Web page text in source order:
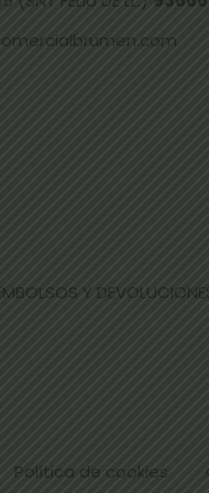
Y
Política de cookies